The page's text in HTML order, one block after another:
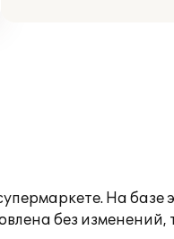
На базе
без